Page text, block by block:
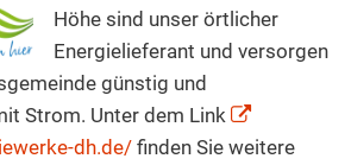
Höhe sind unser örtlicher
Energielieferant und versorgen
günstig und
Strom. Unter dem Link
dh.de/finden Sie weitere